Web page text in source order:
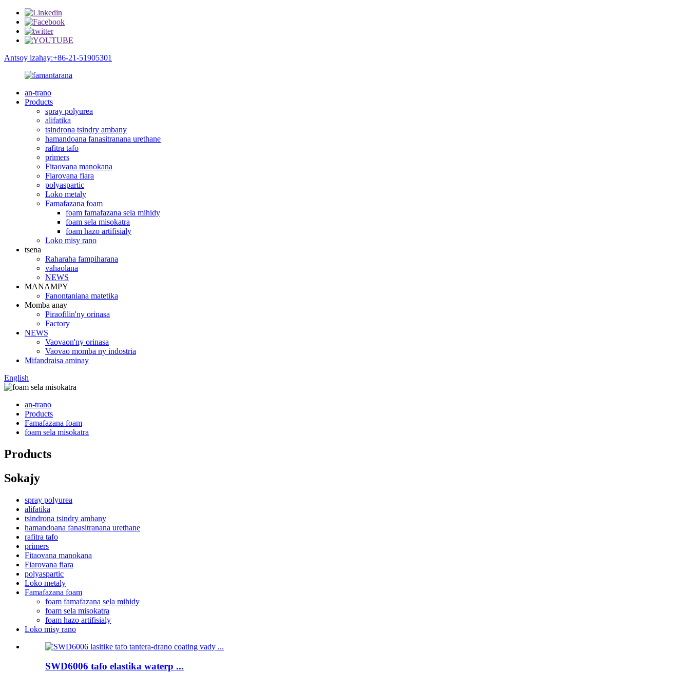
Antsoy izahay:+86-21-51905301
an-trano
Products
spray polyurea
alifatika
tsindrona tsindry ambany
hamandoana fanasitranana urethane
rafitra tafo
primers
Fitaovana manokana
Fiarovana fiara
polyaspartic
Loko metaly
Famafazana foam
foam famafazana sela mihidy
foam sela misokatra
foam hazo artifisialy
Loko misy rano
tsena
Raharaha fampiharana
vahaolana
NEWS
MANAMPY
Fanontaniana matetika
Momba anay
Piraofilin'ny orinasa
Factory
NEWS
Vaovaon'ny orinasa
Vaovao momba ny indostria
Mifandraisa aminay
English
an-trano
Products
Famafazana foam
foam sela misokatra
Products
Sokajy
spray polyurea
alifatika
tsindrona tsindry ambany
hamandoana fanasitranana urethane
rafitra tafo
primers
Fitaovana manokana
Fiarovana fiara
polyaspartic
Loko metaly
Famafazana foam
foam famafazana sela mihidy
foam sela misokatra
foam hazo artifisialy
Loko misy rano
SWD6006 tafo elastika waterp ...